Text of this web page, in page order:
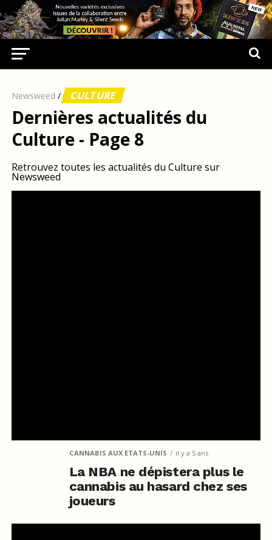
Newsweed / CULTURE
Dernières actualités du
Culture - Page 8
Retrouvez toutes les actualités du Culture sur
Newsweed
CANNABIS AUX ETATS-UNIS il y a 5 ans
La NBA ne dépistera plus le
cannabis au hasard chez ses
joueurs